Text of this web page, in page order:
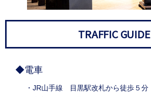
TRAFFIC GUIDE
◆電車
・JR山手線 目黒駅改札から徒歩５分